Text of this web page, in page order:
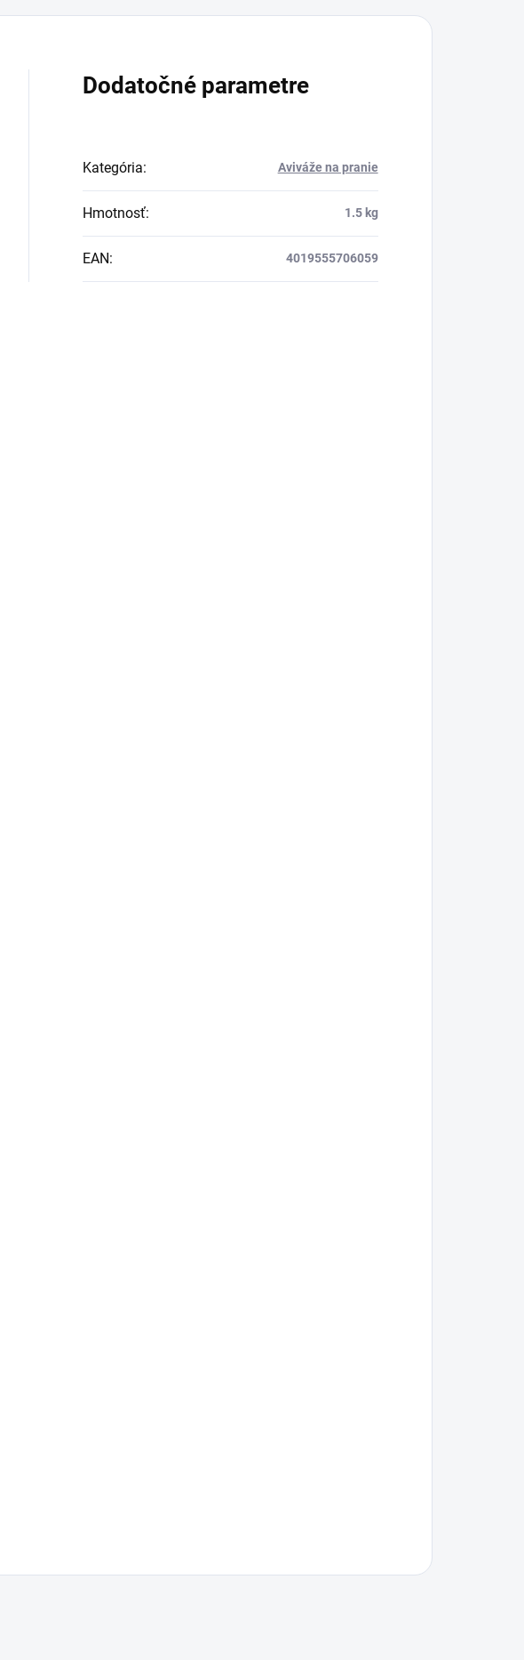
Dodatočné parametre
Kategória: Aviváže na pranie
Hmotnosť: 1.5 kg
EAN: 4019555706059